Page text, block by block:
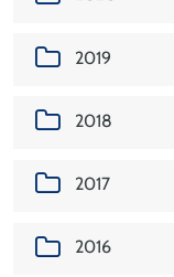
2019
2018
2017
2016